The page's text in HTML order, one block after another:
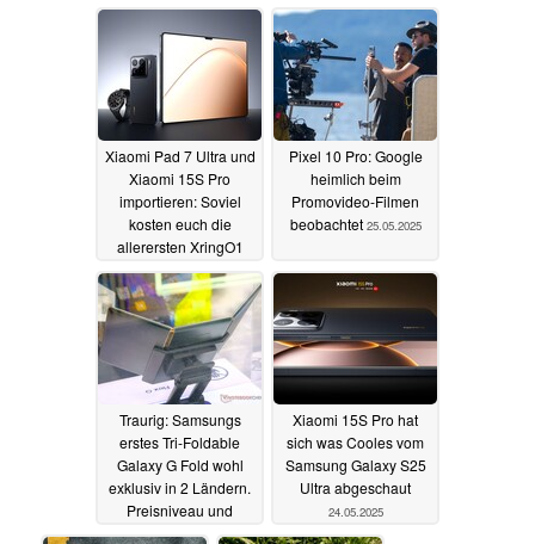
Galaxy Z Flip6 laut
Leak26.05.2025
25.05.2025
Xiaomi Pad 7 Ultra und
Xiaomi 15S Pro
importieren: Soviel
kosten euch die
allerersten XringO1
Produkte in Europa
25.05.2025
Pixel 10 Pro: Google
heimlich beim
Promovideo-Filmen
beobachtet 25.05.2025
Traurig: Samsungs
erstes Tri-Foldable
Galaxy G Fold wohl
exklusiv in 2 Ländern.
Preisniveau und
Launchfenster geleakt
Xiaomi 15S Pro hat
sich was Cooles vom
Samsung Galaxy S25
Ultra abgeschaut
24.05.2025